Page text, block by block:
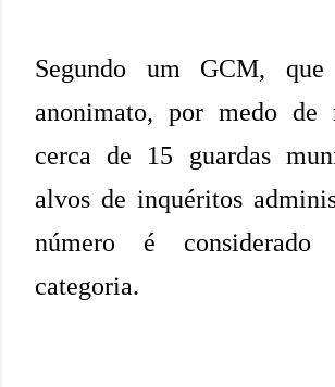
Segundo um GCM,
anonimato, por medo de
cerca de 15 guardas
alvos de inquéritos
número é
categoria.